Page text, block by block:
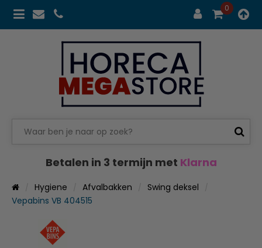
0
Betalen in 3 termijn met Klarna
Hygiene Afvalbakken
Swing deksel
Vepabins VB 404515